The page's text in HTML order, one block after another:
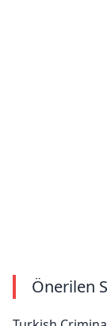
Önerilen